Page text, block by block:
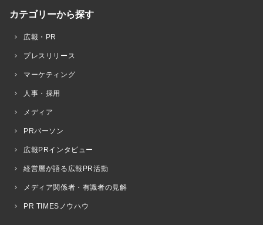
カテゴリーから探す
広報・PR
プレスリリース
マーケティング
人事・採用
メディア
PRパーソン
広報PRインタビュー
経営層が語る広報PR活動
メディア関係者・有識者の見解
PR TIMESノウハウ